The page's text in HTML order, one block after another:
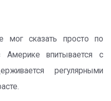
мог сказать просто по
Америке впитывается с
регулярными